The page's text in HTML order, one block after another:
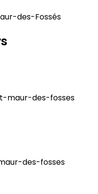
des-Fossés
maur-des-fosses
des-fosses